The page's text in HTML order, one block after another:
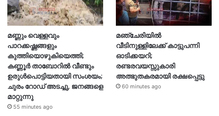
മണ്ണും വെള്ളവും
പാറക്കഷ്ണങ്ങളും
കുത്തിയൊഴുകിയെത്തി;
കണ്ണൂർ താബോറിൽ വീണ്ടും
ഉരുൾപൊട്ടിയതായി സംശയം;
ചുരം റോഡ് അടച്ചു, ജനങ്ങളെ
മാറ്റുന്നു
55 minutes ago
മഞ്ചേരിയിൽ
വീടിനുള്ളിലേക്ക് കാട്ടുപന്നി
ഓടിക്കയറി;
രണ്ടരവയസ്സുകാരി
അത്ഭുതകരമായി രക്ഷപ്പെട്ടു
60 minutes ago